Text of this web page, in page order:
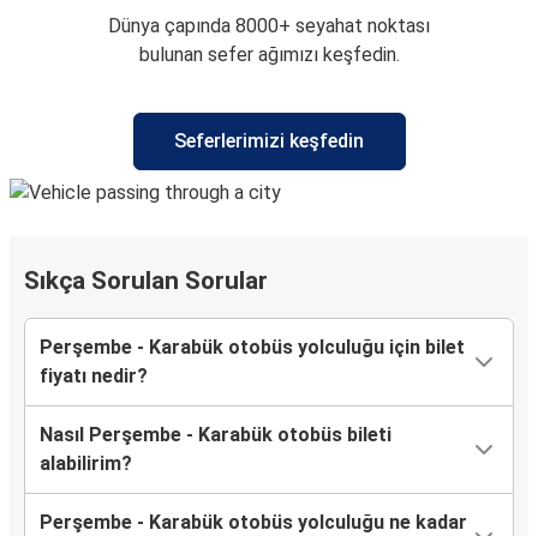
Dünya çapında 8000+ seyahat noktası
bulunan sefer ağımızı keşfedin.
Seferlerimizi keşfedin
Sıkça Sorulan Sorular
Perşembe - Karabük otobüs yolculuğu için bilet
fiyatı nedir?
Nasıl Perşembe - Karabük otobüs bileti
alabilirim?
Perşembe - Karabük otobüs yolculuğu ne kadar